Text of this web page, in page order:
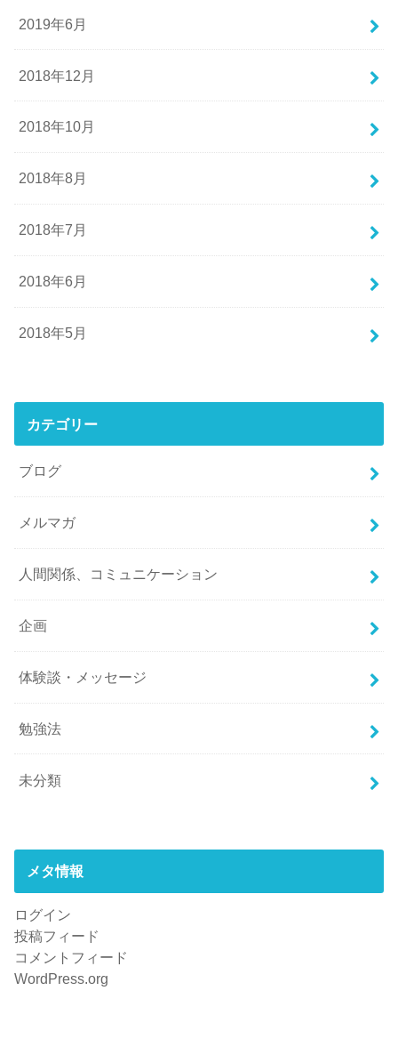
2019年6月
2018年12月
2018年10月
2018年8月
2018年7月
2018年6月
2018年5月
カテゴリー
ブログ
メルマガ
人間関係、コミュニケーション
企画
体験談・メッセージ
勉強法
未分類
メタ情報
ログイン
投稿フィード
コメントフィード
WordPress.org